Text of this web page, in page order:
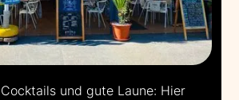
und gute Laune: Hier